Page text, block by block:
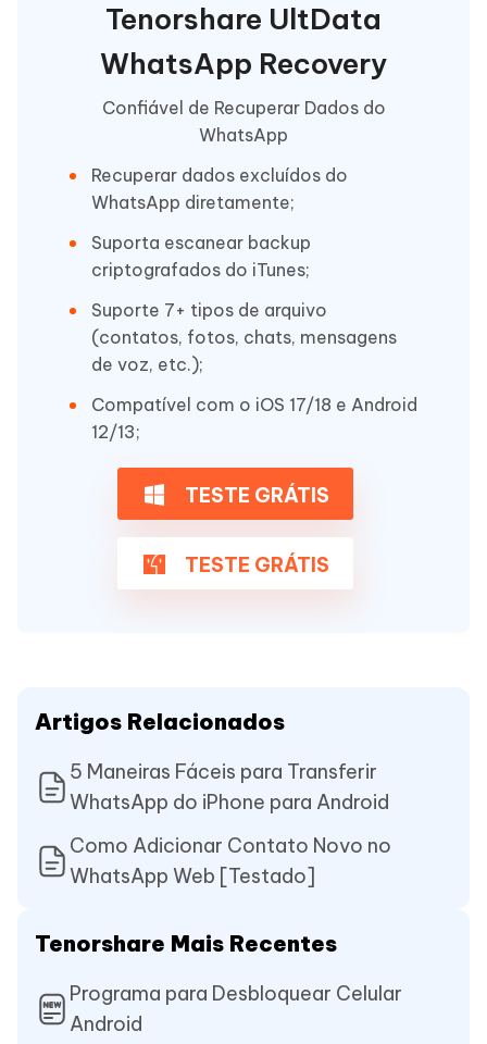
Tenorshare UltData
WhatsApp Recovery
Confiável de Recuperar Dados do
WhatsApp
Recuperar dados excluídos do
WhatsApp diretamente;
Suporta escanear backup
criptografados do iTunes;
Suporte 7+ tipos de arquivo
(contatos, fotos, chats, mensagens
de voz, etc.);
Compatível com o iOS 17/18 e Android
12/13;
TESTE GRÁTIS
TESTE GRÁTIS
Artigos Relacionados
5 Maneiras Fáceis para Transferir
WhatsApp do iPhone para Android
Como Adicionar Contato Novo no
WhatsApp Web [Testado]
Tenorshare Mais Recentes
Programa para Desbloquear Celular
Android